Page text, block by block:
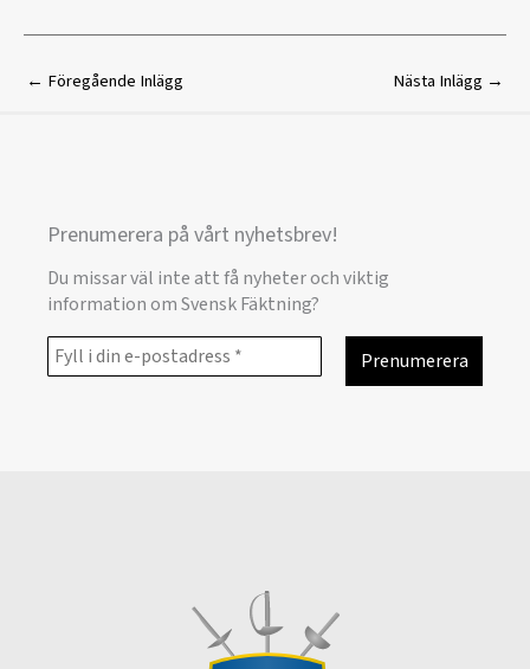
← Föregående Inlägg Nästa Inlägg →
Prenumerera på vårt nyhetsbrev!
Du missar väl inte att få nyheter och viktig
information om Svensk Fäktning?